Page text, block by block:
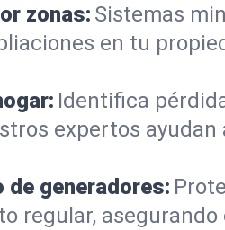
zonas: Sistemas
en tu
Identifica
expertos
generadores:
regular,